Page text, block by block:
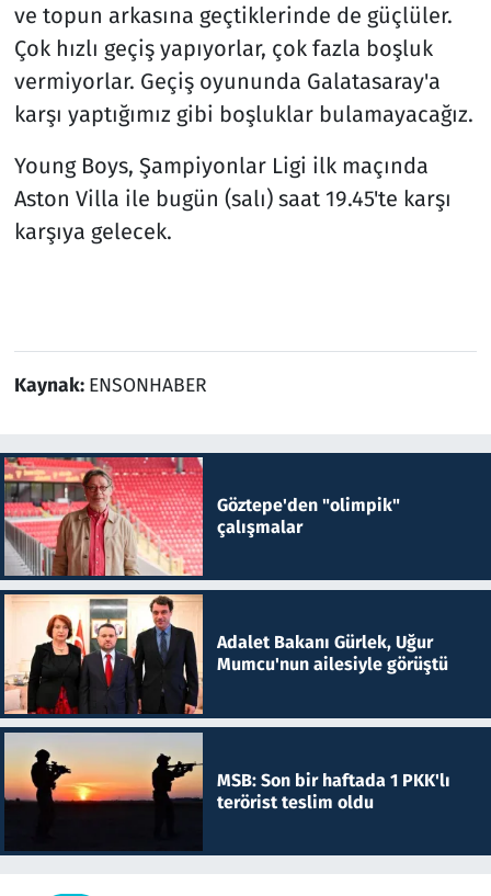
ve topun arkasına geçtiklerinde de güçlüler.
Çok hızlı geçiş yapıyorlar, çok fazla boşluk
vermiyorlar. Geçiş oyununda Galatasaray'a
karşı yaptığımız gibi boşluklar bulamayacağız.
Young Boys, Şampiyonlar Ligi ilk maçında
Aston Villa ile bugün (salı) saat 19.45'te karşı
karşıya gelecek.
Kaynak: ENSONHABER
Göztepe'den "olimpik"
çalışmalar
Adalet Bakanı Gürlek, Uğur
Mumcu'nun ailesiyle görüştü
MSB: Son bir haftada 1 PKK'lı
terörist teslim oldu